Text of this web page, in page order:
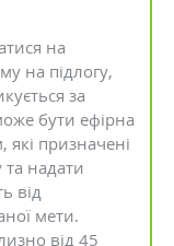
на
на підлогу,
за
бути ефірна
які призначені
надати
від
мети.
від 45